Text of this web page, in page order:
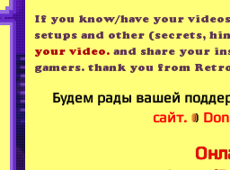
If you know/have your
setups and other (secrets,
your video. and share your
gamers. thank you from
Будем рады вашей
сайт.